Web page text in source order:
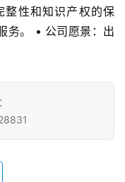
整性和知识产权的保
务。 • 公司愿景：出